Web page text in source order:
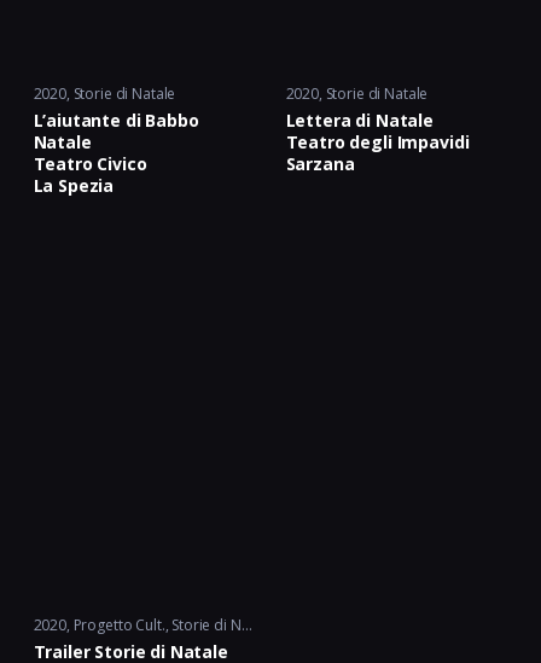
2020 Storie di Natale
L’aiutante di Babbo
Natale
Teatro Civico
La Spezia
2020 Storie di Natale
Lettera di Natale
Teatro degli Impavidi
Sarzana
2020 Progetto Cult., Storie di Natale
Trailer Storie di Natale